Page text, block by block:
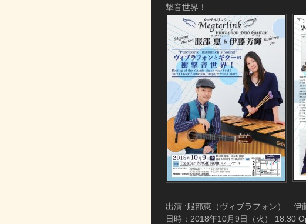
撃音世界！
出演 :服部恵（ヴィブラフォン） 伊
日時：2018年10月9日（火） 18:30